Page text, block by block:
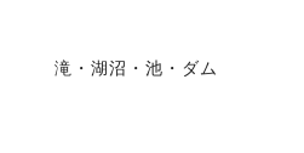
滝・湖沼・池・ダム